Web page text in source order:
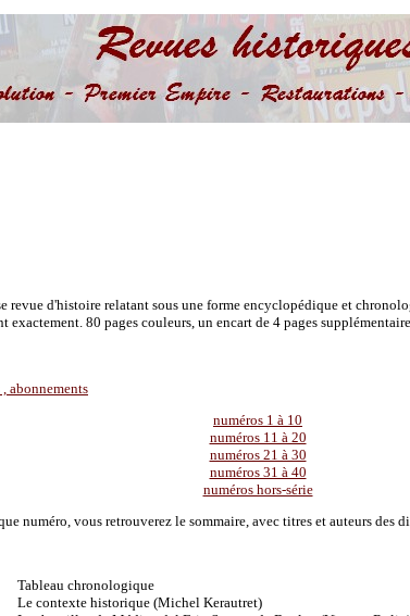
revue d'histoire relatant sous une forme encyclopédique et
exactement. 80 pages couleurs, un encart de 4 pages
abonnements
numéros 1 à 10
numéros 11 à 20
numéros 21 à 30
numéros 31 à 40
numéros hors-série
numéro, vous retrouverez le sommaire, avec titres et auteurs des
Tableau chronologique
Le contexte historique (Michel Kerautret)